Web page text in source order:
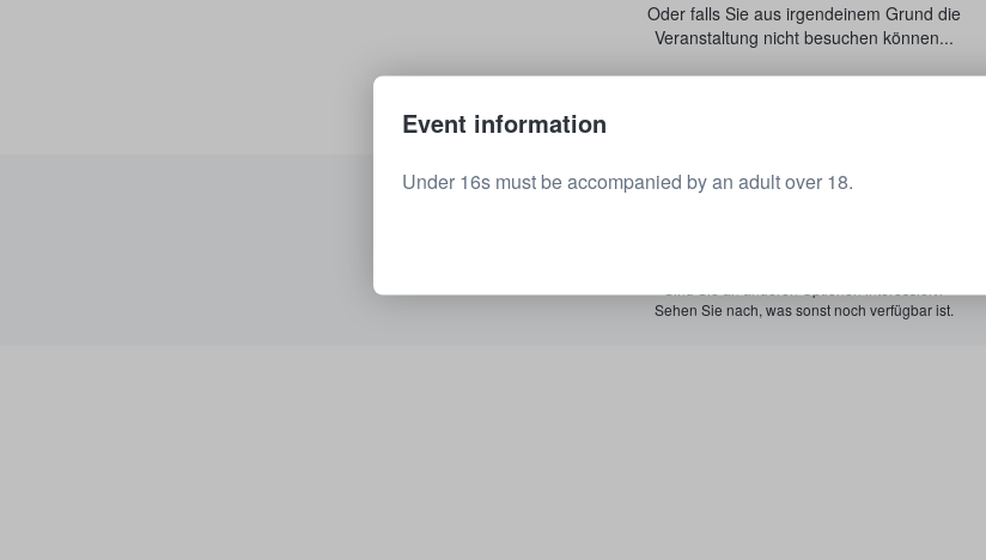
Oder falls Sie aus irgendeinem Grund die
Veranstaltung nicht besuchen können...
Sehen Sie nach, was sonst noch verfügbar ist.
Event information
Under 16s must be accompanied by an adult over 18.